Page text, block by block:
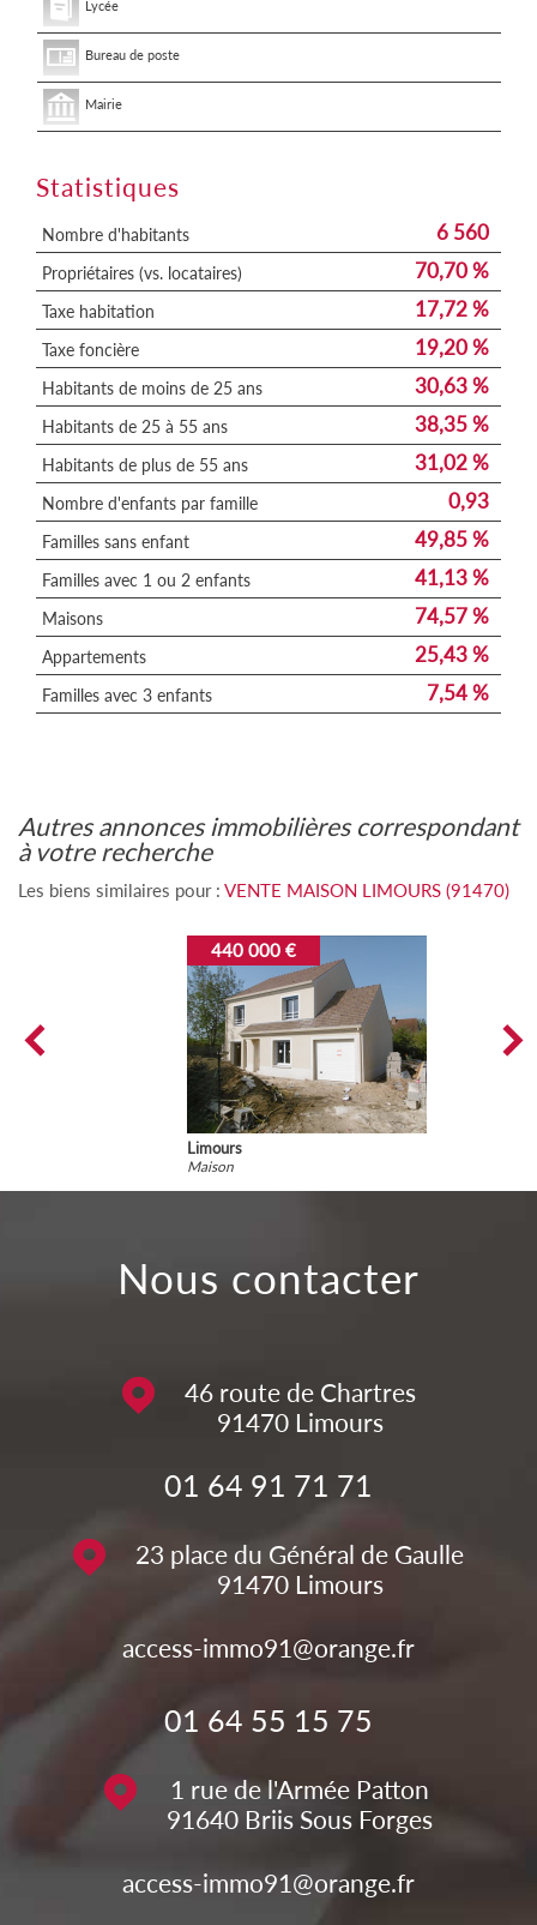
Lycée
Bureau de poste
Mairie
Statistiques
Nombre d'habitants 6 560
Propriétaires (vs. locataires) 70,70 %
Taxe habitation 17,72 %
Taxe foncière 19,20 %
Habitants de moins de 25 ans 30,63 %
Habitants de 25 à 55 ans 38,35 %
Habitants de plus de 55 ans 31,02 %
Nombre d'enfants par famille 0,93
Familles sans enfant 49,85 %
Familles avec 1 ou 2 enfants 41,13 %
Maisons 74,57 %
Appartements 25,43 %
Familles avec 3 enfants 7,54 %
autres annonces immobilières correspondant
à votre recherche
Les biens similaires pour : VENTE MAISON LIMOURS (91470)
440 000 €
Limours
Maison
nous contacter
46 route de Chartres
91470 Limours
01 64 91 71 71
23 place du Général de Gaulle
91470 Limours
access-immo91@orange.fr
01 64 55 15 75
1 rue de l'Armée Patton
91640 Briis Sous Forges
access-immo91@orange.fr